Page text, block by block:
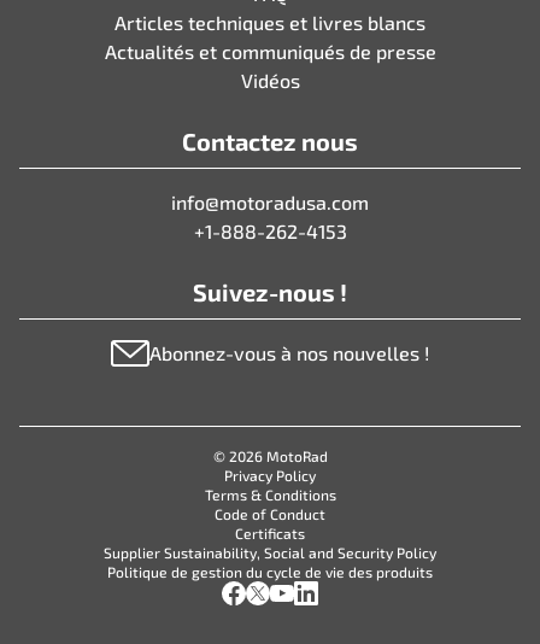
Articles techniques et livres blancs
Actualités et communiqués de presse
Vidéos
Contactez nous
info@motoradusa.com
+1-888-262-4153
Suivez-nous !
Abonnez-vous à nos nouvelles !
© 2026 MotoRad
Privacy Policy
Terms & Conditions
Code of Conduct
Certificats
Supplier Sustainability, Social and Security Policy
Politique de gestion du cycle de vie des produits